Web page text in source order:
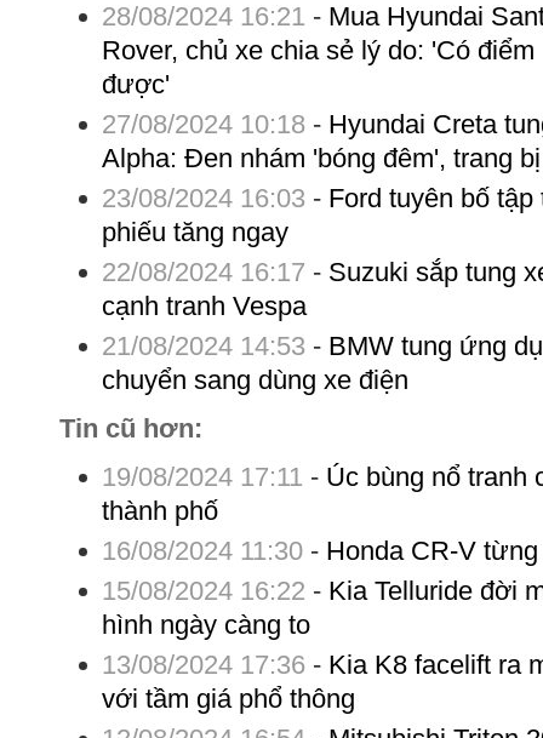
28/08/2024 16:21 - Mua Hyundai
Rover, chủ xe chia sẻ lý do: 'Có
được'
27/08/2024 10:18 - Hyundai Creta
Alpha: Đen nhám 'bóng đêm', trang
23/08/2024 16:03 - Ford tuyên bố
phiếu tăng ngay
22/08/2024 16:17 - Suzuki sắp tung
cạnh tranh Vespa
21/08/2024 14:53 - BMW tung ứng
chuyển sang dùng xe điện
Tin cũ hơn:
19/08/2024 17:11 - Úc bùng nổ tranh
thành phố
16/08/2024 11:30 - Honda CR-V
15/08/2024 16:22 - Kia Telluride đời
hình ngày càng to
13/08/2024 17:36 - Kia K8 facelift ra
với tầm giá phổ thông